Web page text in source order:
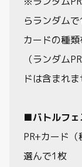
らランダム
カードの種類
（ランダム
ドは含まれま
■バトルフェ
PR+カード
選んで1枚